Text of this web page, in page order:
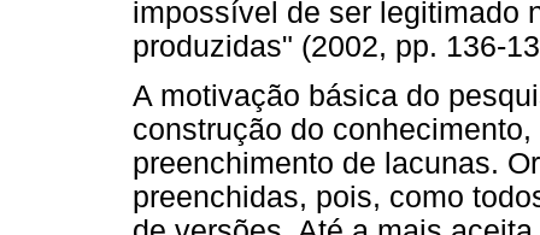
impossível de ser legitimado
produzidas" (2002, pp. 136-
A motivação básica do
construção do
preenchimento de lacunas.
preenchidas, pois, como